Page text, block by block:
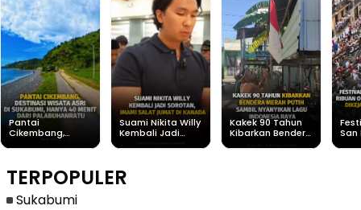
Pantai
Cikembang,
Dari
Palabuhanratu
Suami Nikita Willy
Kembali Jadi
Kakek 90 Tahun
Kibarkan Bendera
San
TERPOPULER
Sukabumi